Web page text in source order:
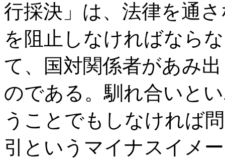
行採決」は、法律を通
を阻止しなければなら
て、国対関係者があみ
のである。馴れ合いと
うことでもしなければ
引というマイナスイメ